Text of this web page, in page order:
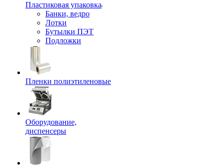
Пластиковая упаковка
Банки, ведро
Лотки
Бутылки ПЭТ
Подложки
Пленки полиэтиленовые
Оборудование,
диспенсеры